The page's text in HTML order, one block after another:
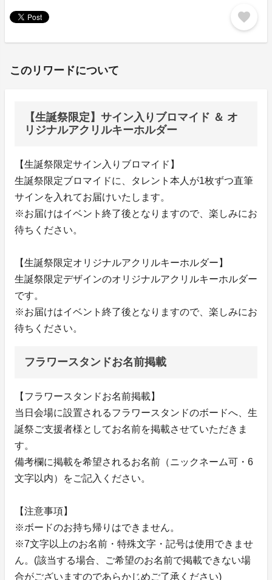
favorite
このリワードについて
【生誕祭限定】サイン入りブロマイド ＆ オ
リジナルアクリルキーホルダー
【生誕祭限定サイン入りブロマイド】
生誕祭限定ブロマイドに、タレント本人が1枚ずつ直筆
サインを入れてお届けいたします。
※お届けはイベント終了後となりますので、楽しみにお
待ちください。
【生誕祭限定オリジナルアクリルキーホルダー】
生誕祭限定デザインのオリジナルアクリルキーホルダー
です。
※お届けはイベント終了後となりますので、楽しみにお
待ちください。
フラワースタンドお名前掲載
【フラワースタンドお名前掲載】
当日会場に設置されるフラワースタンドのボードへ、生
誕祭ご支援者様としてお名前を掲載させていただきま
す。
備考欄に掲載を希望されるお名前（ニックネーム可・6
文字以内）をご記入ください。
【注意事項】
※ボードのお持ち帰りはできません。
※7文字以上のお名前・特殊文字・記号は使用できませ
ん。(該当する場合、ご希望のお名前で掲載できない場
合がございますのであらかじめご了承ください)